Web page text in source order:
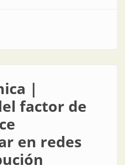
| Caracterización de las
|
factor de
en redes